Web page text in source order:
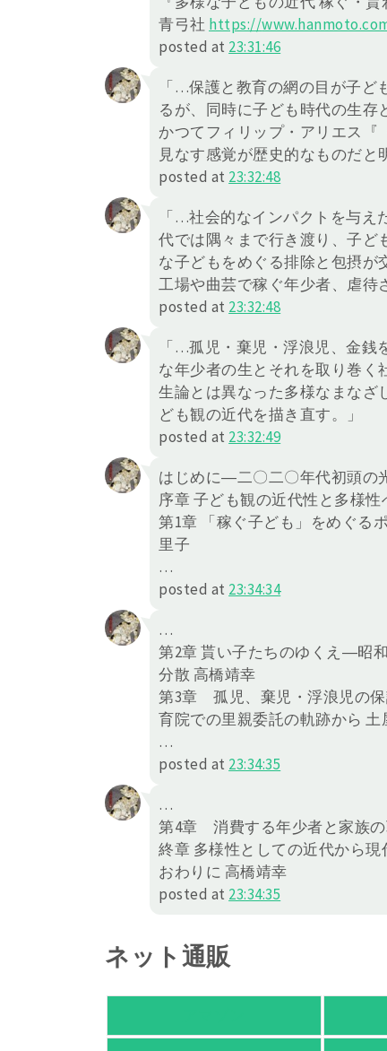
青弓社 https://
posted at 23:31:46
「…保護と教育の網の目が子ど
るが、同時に子ども時代の生存
かつてフィリップ・アリエス『
見なす感覚が歴史的なものだと
posted at 23:32:48
「…社会的なインパクトを与
代では隅々まで行き渡り、子ど
な子どもをめぐる排除と包摂が
工場や曲芸で稼ぐ年少者、虐待
posted at 23:32:48
「…孤児・棄児・浮浪児、金
な年少者の生とそれを取り巻く
生論とは異なった多様なまなざ
ども観の近代を描き直す。」
posted at 23:32:49
はじめに―二〇二〇年代初頭の
序章 子ども観の近代性と多様
第1章 「稼ぐ子ども」をめぐる
里子
…
posted at 23:34:34
…
第2章 貰い子たちのゆくえ―昭
分散 高橋靖幸
第3章 孤児、棄児・浮浪児の
育院での里親委託の軌跡から 土
…
posted at 23:34:35
…
第4章 消費する年少者と家族
終章 多様性としての近代から
おわりに 高橋靖幸
posted at 23:34:35
ネット通販